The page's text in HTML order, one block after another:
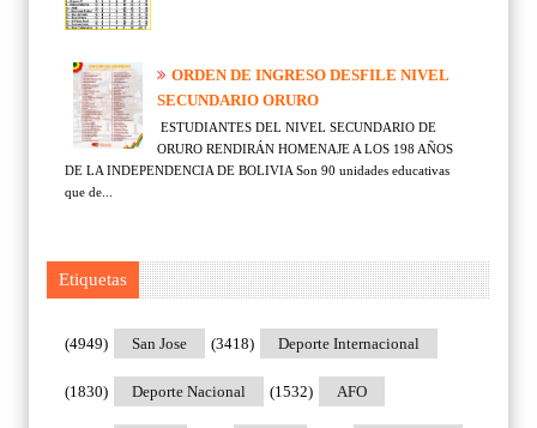
ORDEN DE INGRESO DESFILE NIVEL
SECUNDARIO ORURO
ESTUDIANTES DEL NIVEL SECUNDARIO DE
ORURO RENDIRÁN HOMENAJE A LOS 198 AÑOS
DE LA INDEPENDENCIA DE BOLIVIA Son 90 unidades educativas
que de...
Etiquetas
San Jose
(4949) Deporte Internacional
(3418)
Deporte Nacional
(1830) AFO
(1532)